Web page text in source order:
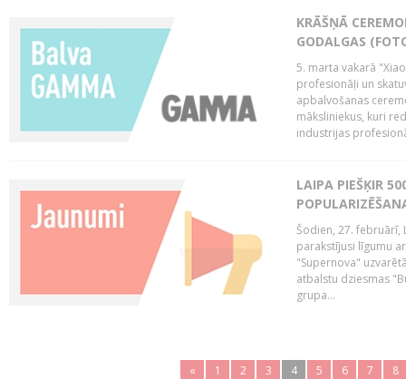
KRĀŠŅĀ
GODALGAS
5. marta vakarā
profesionāļi un
apbalvošanas
māksliniekus, kuri
industrijas
LAIPA PIEŠĶIR
Šodien, 27. februārī,
parakstījusi līgumu
"Supernova"
atbalstu dziesmas
grupa...
« 1 2 3 4 5 6 7 8